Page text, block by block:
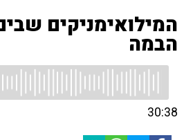
המילואימניקים
הבמה
30:38